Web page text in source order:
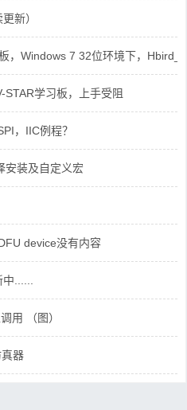
新）
，Windows 7 32位环境下，
STAR学习板，上手受阻
，IIC例程？
安装及自定义宏
device没有内容
......
用 （图）
器